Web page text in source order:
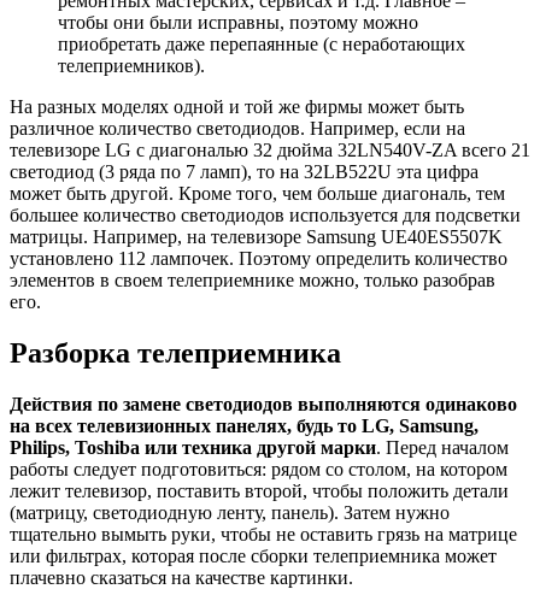
чтобы они были исправны, поэтому можно
приобретать даже перепаянные (с неработающих
телеприемников).
На разных моделях одной и той же фирмы может быть
различное количество светодиодов. Например, если на
телевизоре LG c диагональю 32 дюйма 32LN540V-ZA всего 21
светодиод (3 ряда по 7 ламп), то на 32LB522U эта цифра
может быть другой. Кроме того, чем больше диагональ, тем
большее количество светодиодов используется для подсветки
матрицы. Например, на телевизоре Samsung UE40ES5507K
установлено 112 лампочек. Поэтому определить количество
элементов в своем телеприемнике можно, только разобрав
его.
Разборка телеприемника
Действия по замене светодиодов выполняются одинаково
на всех телевизионных панелях, будь то LG, Samsung,
Philips, Toshiba или техника другой марки. Перед началом
работы следует подготовиться: рядом со столом, на котором
лежит телевизор, поставить второй, чтобы положить детали
(матрицу, светодиодную ленту, панель). Затем нужно
тщательно вымыть руки, чтобы не оставить грязь на матрице
или фильтрах, которая после сборки телеприемника может
плачевно сказаться на качестве картинки.